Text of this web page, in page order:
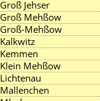
Groß Jehser
Groß Mehßow
Groß-Mehßow
Kalkwitz
Kemmen
Klein Mehßow
Lichtenau
Mallenchen